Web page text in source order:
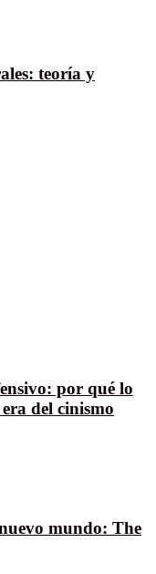
teoría y
por qué lo
del cinismo
mundo: The